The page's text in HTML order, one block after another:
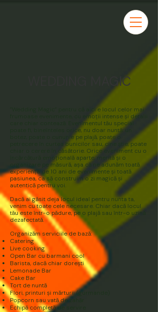
WEDDING MAGIC
”Wedding Magic” pentru că aici e locul celor mai
frumoase evenimente, cu emoții intense și detalii
care chiar contează. Evenimentul tău special
poate fi, bineînteles orice, nu doar nuntă: un
botez, poate o cununie pe plajă, poate o
petrecere în curtea bunicilor sau, cine știe, poate
chiar o cerere în căsătorie. Orice eveniment cu o
încărcătură emoțională aparte, merită și o
organizare pe măsură, așa că ne adunăm toată
experiența de 10 ani de evenimente și toată
pasiunea, ca să construim o zi magică și
autentică pentru voi.
Dacă ai găsit deja locul ideal pentru nunta ta,
venim cu toate cele necesare. Chiar dacă locul
tău este într-o pădure, pe o plajă sau într-o uzină
dezafectată.
Organizăm serviciile de bază:
Catering
Live cooking
Open Bar cu barmani cool
Barista, dacă chiar dorești
Lemonade Bar
Cake Bar
Tort de nuntă
Flori, printuri și mărturii (gurmande)
Popcorn sau vată de zahăr
Echipă completă de servire